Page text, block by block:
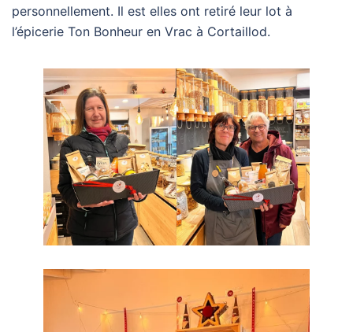
personnellement. Il est elles ont retiré leur lot à
l’épicerie Ton Bonheur en Vrac à Cortaillod.